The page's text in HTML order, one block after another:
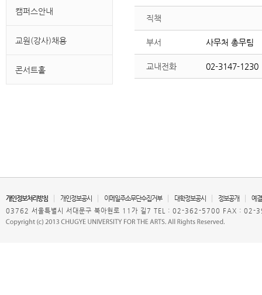
캠퍼스안내
교원(강사)채용
콘서트홀
직책
부서 사무처 총무팀
교내전화 02-3147-1230
개인정보처리방침 개인정보공시 이메일주소무단수집거부 대학정보공시 정보공개
예
03762 서울특별시 서대문구 북아현로 11가 길7 TEL : 02-362-5700 FAX : 02-